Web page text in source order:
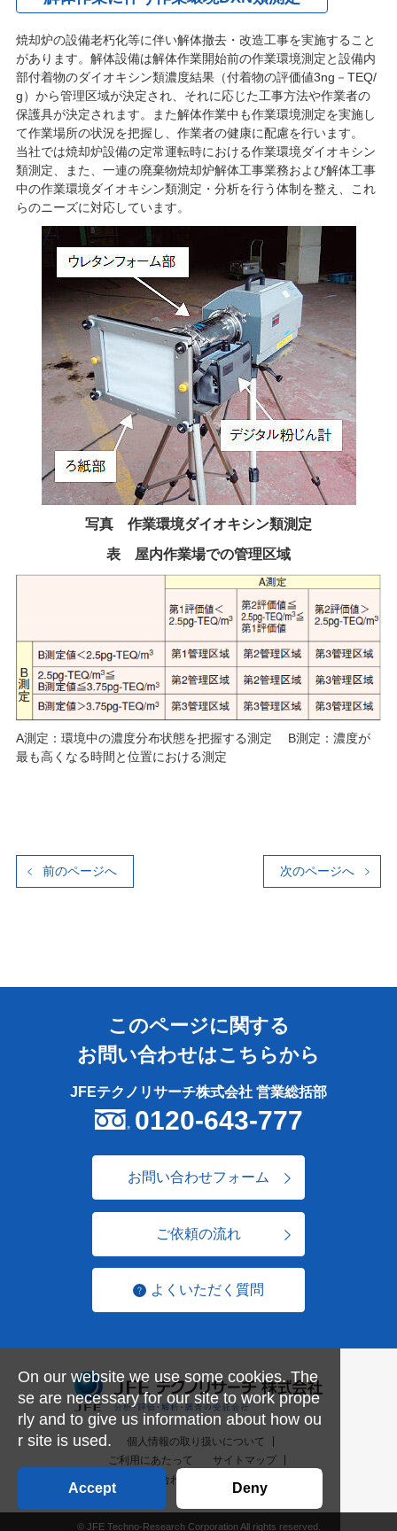
焼却炉の設備老朽化等に伴い解体撤去・改造工事を実施すること
があります。解体設備は解体作業開始前の作業環境測定と設備内
部付着物のダイオキシン類濃度結果（付着物の評価値3ng－TEQ/
g）から管理区域が決定され、それに応じた工事方法や作業者の
保護具が決定されます。また解体作業中も作業環境測定を実施し
て作業場所の状況を把握し、作業者の健康に配慮を行います。
当社では焼却炉設備の定常運転時における作業環境ダイオキシン
類測定、また、一連の廃棄物焼却炉解体工事業務および解体工事
中の作業環境ダイオキシン類測定・分析を行う体制を整え、これ
らのニーズに対応しています。
写真 作業環境ダイオキシン類測定
表 屋内作業場での管理区域
A測定：環境中の濃度分布状態を把握する測定 B測定：濃度が
最も高くなる時間と位置における測定
前のページへ 次のページへ
このページに関する
お問い合わせはこちらから
JFEテクノリサーチ株式会社 営業総括部
0120-643-777
お問い合わせフォーム
ご依頼の流れ
よくいただく質問
個人情報の取り扱いについて
ご利用にあたって
サイトマップ
お問い合わせ一覧
English
© JFE Techno-Research Corporation All rights reserved.
On our website we use some cookies. The
se are necessary for our site to work prope
rly and to give us information about how ou
r site is used.
Accept Deny